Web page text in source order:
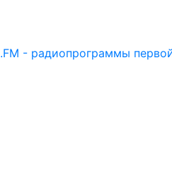
- радиопрограммы